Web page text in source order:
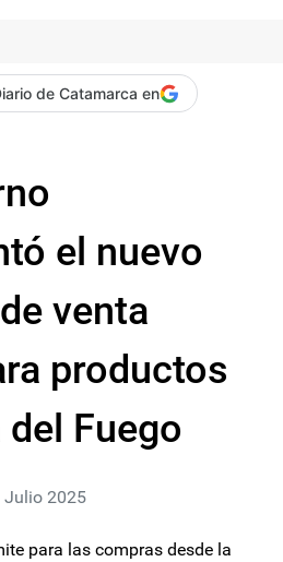
de Catamarca en
el nuevo
venta
productos
Fuego
Julio 2025
para las compras desde la